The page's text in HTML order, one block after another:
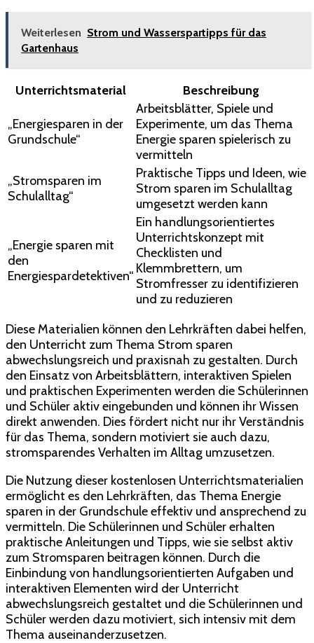
Weiterlesen Strom und Wasserspartipps für das
Gartenhaus
Unterrichtsmaterial Beschreibung
„Energiesparen in der
Grundschule“
Arbeitsblätter, Spiele und
Experimente, um das Thema
Energie sparen spielerisch zu
vermitteln
„Stromsparen im
Schulalltag“
Praktische Tipps und Ideen, wie
Strom sparen im Schulalltag
umgesetzt werden kann
„Energie sparen mit
den
Energiespardetektiven“
Ein handlungsorientiertes
Unterrichtskonzept mit
Checklisten und
Klemmbrettern, um
Stromfresser zu identifizieren
und zu reduzieren
Diese Materialien können den Lehrkräften dabei helfen,
den Unterricht zum Thema Strom sparen
abwechslungsreich und praxisnah zu gestalten. Durch
den Einsatz von Arbeitsblättern, interaktiven Spielen
und praktischen Experimenten werden die Schülerinnen
und Schüler aktiv eingebunden und können ihr Wissen
direkt anwenden. Dies fördert nicht nur ihr Verständnis
für das Thema, sondern motiviert sie auch dazu,
stromsparendes Verhalten im Alltag umzusetzen.
Die Nutzung dieser kostenlosen Unterrichtsmaterialien
ermöglicht es den Lehrkräften, das Thema Energie
sparen in der Grundschule effektiv und ansprechend zu
vermitteln. Die Schülerinnen und Schüler erhalten
praktische Anleitungen und Tipps, wie sie selbst aktiv
zum Stromsparen beitragen können. Durch die
Einbindung von handlungsorientierten Aufgaben und
interaktiven Elementen wird der Unterricht
abwechslungsreich gestaltet und die Schülerinnen und
Schüler werden dazu motiviert, sich intensiv mit dem
Thema auseinanderzusetzen.